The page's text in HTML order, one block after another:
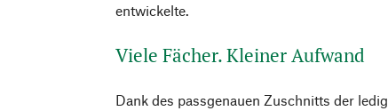
entwickelte.
Viele Fächer. Kleiner Aufwand
Dank des passgenauen Zuschnitts der